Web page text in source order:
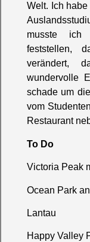
Welt. Ich
musste ich
feststellen,
verändert,
wundervolle
schade um
vom
Restaurant
To Do
Victoria Peak
Ocean Park
Lantau
Happy Valley